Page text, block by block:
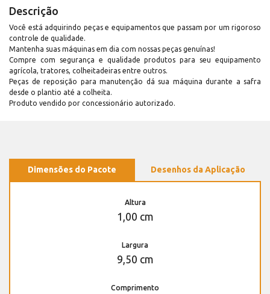
Descrição
Você está adquirindo peças e equipamentos que passam por um rigoroso
controle de qualidade.
Mantenha suas máquinas em dia com nossas peças genuínas!
Compre com segurança e qualidade produtos para seu equipamento
agrícola, tratores, colheitadeiras entre outros.
Peças de reposição para manutenção dá sua máquina durante a safra
desde o plantio até a colheita.
Produto vendido por concessionário autorizado.
Dimensões do Pacote Desenhos da Aplicação
Altura
1,00 cm
Largura
9,50 cm
Comprimento